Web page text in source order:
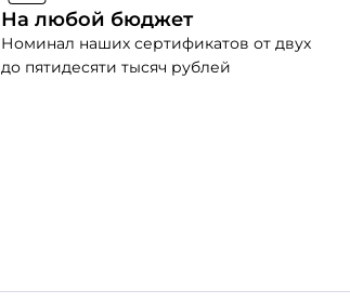
На любой бюджет
Номинал наших сертификатов от двух
до пятидесяти тысяч рублей